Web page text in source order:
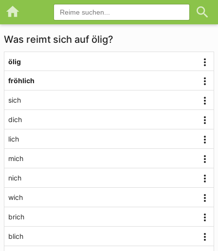
Was reimt sich auf ölig?
ölig
fröhlich
sich
dich
lich
mich
nich
wich
brich
blich